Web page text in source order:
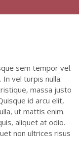
sem tempor vel.
vel turpis nulla.
massa justo
id arcu elit,
ut mattis enim.
aliquet at odio.
non ultrices risus